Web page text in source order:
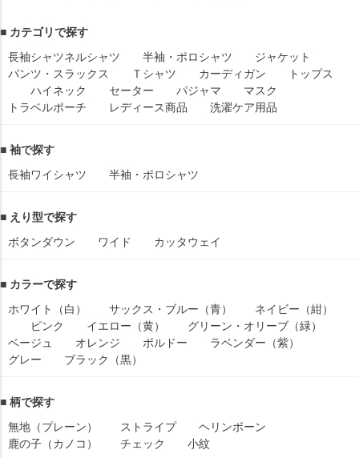
■ カテゴリで探す
長袖シャツネルシャツ 半袖・ポロシャツ
ジャケット
パンツ・スラックス
Ｔシャツ カーディガン
トップス
ハイネック
セーター パジャマ
マスク
トラベルポーチ
レディース商品 洗濯ケア用品
■ 袖で探す
長袖ワイシャツ
半袖・ポロシャツ
■ えり型で探す
ボタンダウン
ワイド カッタウェイ
■ カラーで探す
ホワイト（白）
サックス・ブルー（青）
ネイビー（紺）
ピンク
イエロー（黄）
グリーン・オリーブ（緑）
ベージュ
オレンジ ボルドー
ラベンダー（紫）
グレー
ブラック（黒）
■ 柄で探す
無地（プレーン）
ストライプ
ヘリンボーン
鹿の子（カノコ）
チェック 小紋